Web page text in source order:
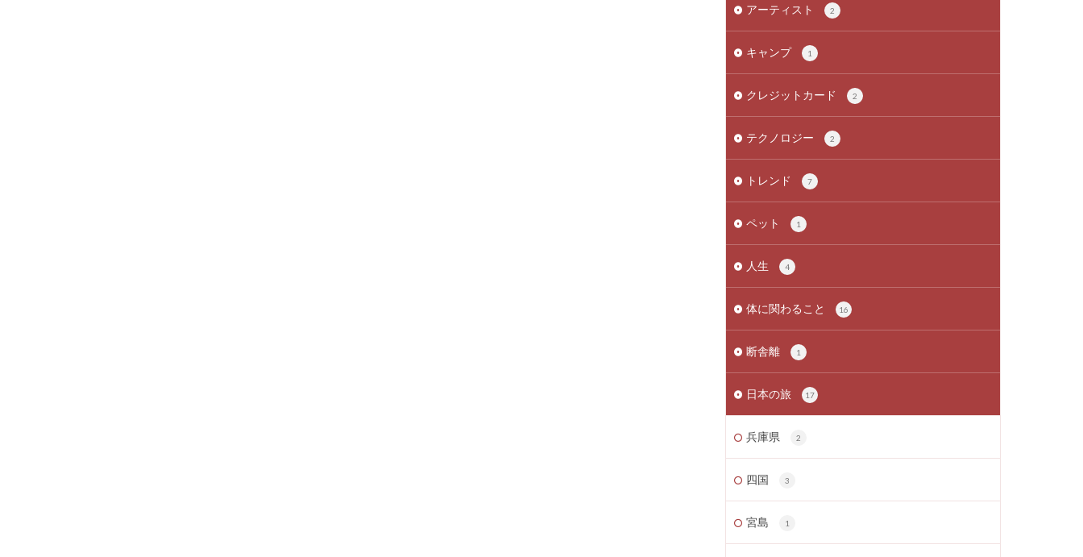
アーティスト 2
キャンプ 1
クレジットカード 2
テクノロジー 2
トレンド 7
ペット 1
人生 4
体に関わること 16
断舎離 1
日本の旅 17
兵庫県 2
四国 3
宮島 1